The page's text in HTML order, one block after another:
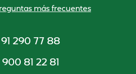
más frecuentes
91 290 77 88
900 81 22 81